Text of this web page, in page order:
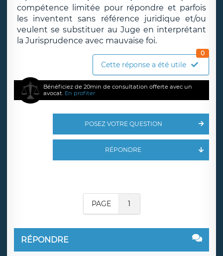
compétence limitée pour répondre et parfois
les inventent sans référence juridique et/ou
veulent se substituer au Juge en interprétant
la Jurisprudence avec mauvaise foi.
Cette réponse a été utile
0
Bénéficiez de 20min de consultation offerte avec un
avocat. En profiter
POSEZ VOTRE QUESTION
RÉPONDRE
PAGE 1
RÉPONDRE